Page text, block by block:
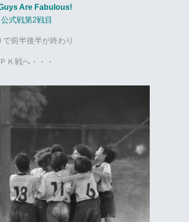
Are Fabulous!
公式戦第2戦目
で前半後半が終わり
Ｋ戦へ・・・